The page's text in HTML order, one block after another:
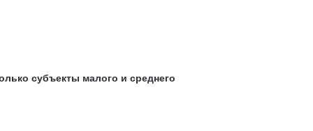
субъекты малого и среднего